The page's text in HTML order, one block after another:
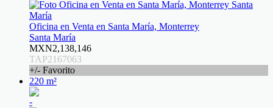
Oficina en Venta en Santa María, Monterrey
Santa María
MXN2,138,146
TAP2167063
+/- Favorito
220 m²
-